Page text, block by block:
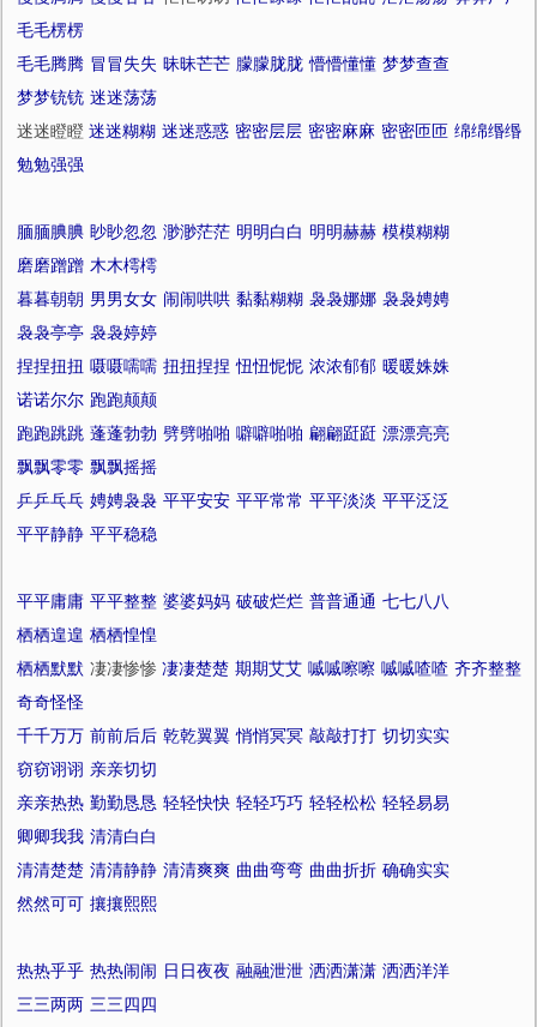
毛毛楞楞
毛毛腾腾 冒冒失失 昧昧芒芒 朦朦胧胧 懵懵懂懂 梦梦查查
梦梦铳铳 迷迷荡荡
迷迷瞪瞪 迷迷糊糊 迷迷惑惑 密密层层 密密麻麻 密密匝匝 绵绵缗缗
勉勉强强
腼腼腆腆 眇眇忽忽 渺渺茫茫 明明白白 明明赫赫 模模糊糊
磨磨蹭蹭 木木樗樗
暮暮朝朝 男男女女 闹闹哄哄 黏黏糊糊 袅袅娜娜 袅袅娉娉
袅袅亭亭 袅袅婷婷
捏捏扭扭 嗫嗫嚅嚅 扭扭捏捏 忸忸怩怩 浓浓郁郁 暖暖姝姝
诺诺尔尔 跑跑颠颠
跑跑跳跳 蓬蓬勃勃 劈劈啪啪 噼噼啪啪 翩翩跹跹 漂漂亮亮
飘飘零零 飘飘摇摇
乒乒乓乓 娉娉袅袅 平平安安 平平常常 平平淡淡 平平泛泛
平平静静 平平稳稳
平平庸庸 平平整整 婆婆妈妈 破破烂烂 普普通通 七七八八
栖栖遑遑 栖栖惶惶
栖栖默默 凄凄惨惨 凄凄楚楚 期期艾艾 嘁嘁嚓嚓 嘁嘁喳喳 齐齐整整
奇奇怪怪
千千万万 前前后后 乾乾翼翼 悄悄冥冥 敲敲打打 切切实实
窃窃诩诩 亲亲切切
亲亲热热 勤勤恳恳 轻轻快快 轻轻巧巧 轻轻松松 轻轻易易
卿卿我我 清清白白
清清楚楚 清清静静 清清爽爽 曲曲弯弯 曲曲折折 确确实实
然然可可 攘攘熙熙
热热乎乎 热热闹闹 日日夜夜 融融泄泄 洒洒潇潇 洒洒洋洋
三三两两 三三四四